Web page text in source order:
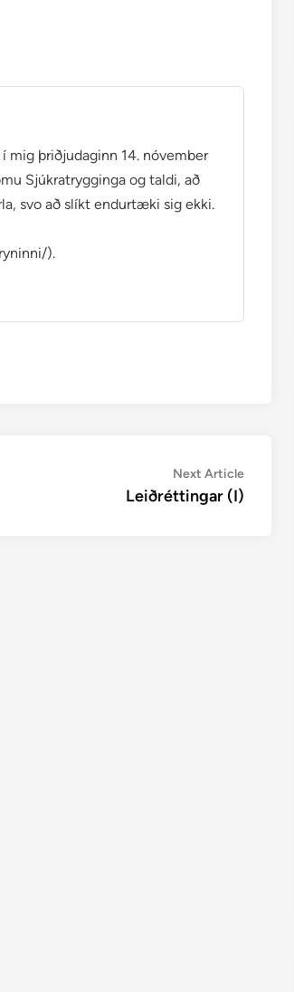
mig þriðjudaginn 14. nóvember
Sjúkratrygginga og taldi, að
svo að slíkt endurtæki sig ekki.
).
Next ArticleNext
Leiðréttingar (I)